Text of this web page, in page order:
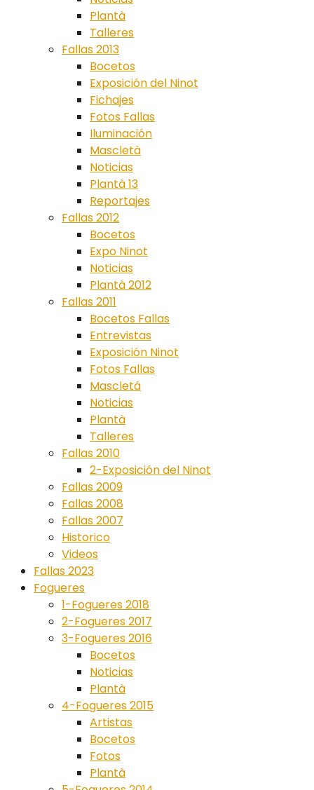
Plantà
Talleres
Fallas 2013
Bocetos
Exposición del Ninot
Fichajes
Fotos Fallas
Iluminación
Mascletà
Noticias
Plantà 13
Reportajes
Fallas 2012
Bocetos
Expo Ninot
Noticias
Plantà 2012
Fallas 2011
Bocetos Fallas
Entrevistas
Exposición Ninot
Fotos Fallas
Mascletá
Noticias
Plantà
Talleres
Fallas 2010
2-Exposición del Ninot
Fallas 2009
Fallas 2008
Fallas 2007
Historico
Videos
Fallas 2023
Fogueres
1-Fogueres 2018
2-Fogueres 2017
3-Fogueres 2016
Bocetos
Noticias
Plantà
4-Fogueres 2015
Artistas
Bocetos
Fotos
Plantà